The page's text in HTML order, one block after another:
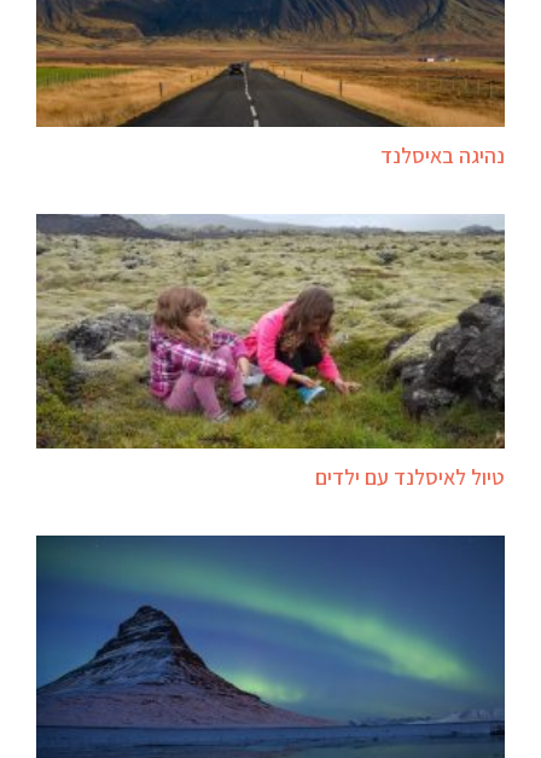
נהיגה באיסלנד
טיול לאיסלנד עם ילדים